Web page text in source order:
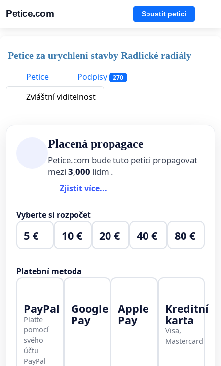
Petice.com Spustit petici
Petice za urychlení stavby Radlické radiály
Petice
Podpisy 270
Zvláštní viditelnost
Placená propagace
Petice.com bude tuto petici propagovat
mezi 3,000 lidmi.
Zjistit více...
Vyberte si rozpočet
5 € 10 € 20 € 40 € 80 €
Platební metoda
PayPal
Plaťte
pomocí
svého
účtu
PayPal
Google
Pay
Apple
Pay
Kreditní
karta
Visa,
Mastercard